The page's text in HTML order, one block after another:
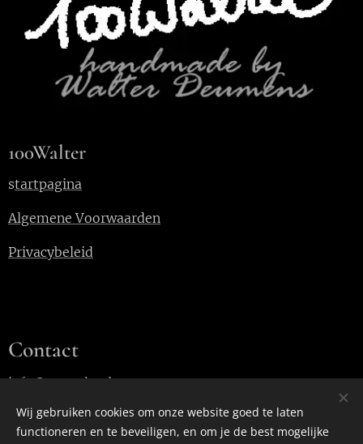
100Walter
startpagina
Algemene Voorwaarden
Privacybeleid
Contact
info@100walter.be
Wij gebruiken cookies om onze website goed te laten
functioneren en te beveiligen, en om je de best mogelijke